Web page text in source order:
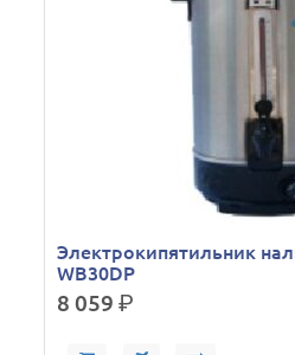
Электрокипятильник
WB30DP
8 059р.